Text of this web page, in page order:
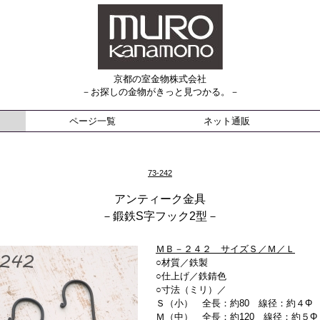
京都の室金物株式会社
－お探しの金物がきっと見つかる。－
ページ一覧 ネット通販
73-242
アンティーク金具
－鍛鉄S字フック2型－
ＭＢ－２４２ サイズＳ／Ｍ／Ｌ
○材質／鉄製
○仕上げ／鉄錆色
○寸法（ミリ）／
Ｓ（小） 全長：約80 線径：約４Φ
Ｍ（中） 全長：約120 線径：約５Φ